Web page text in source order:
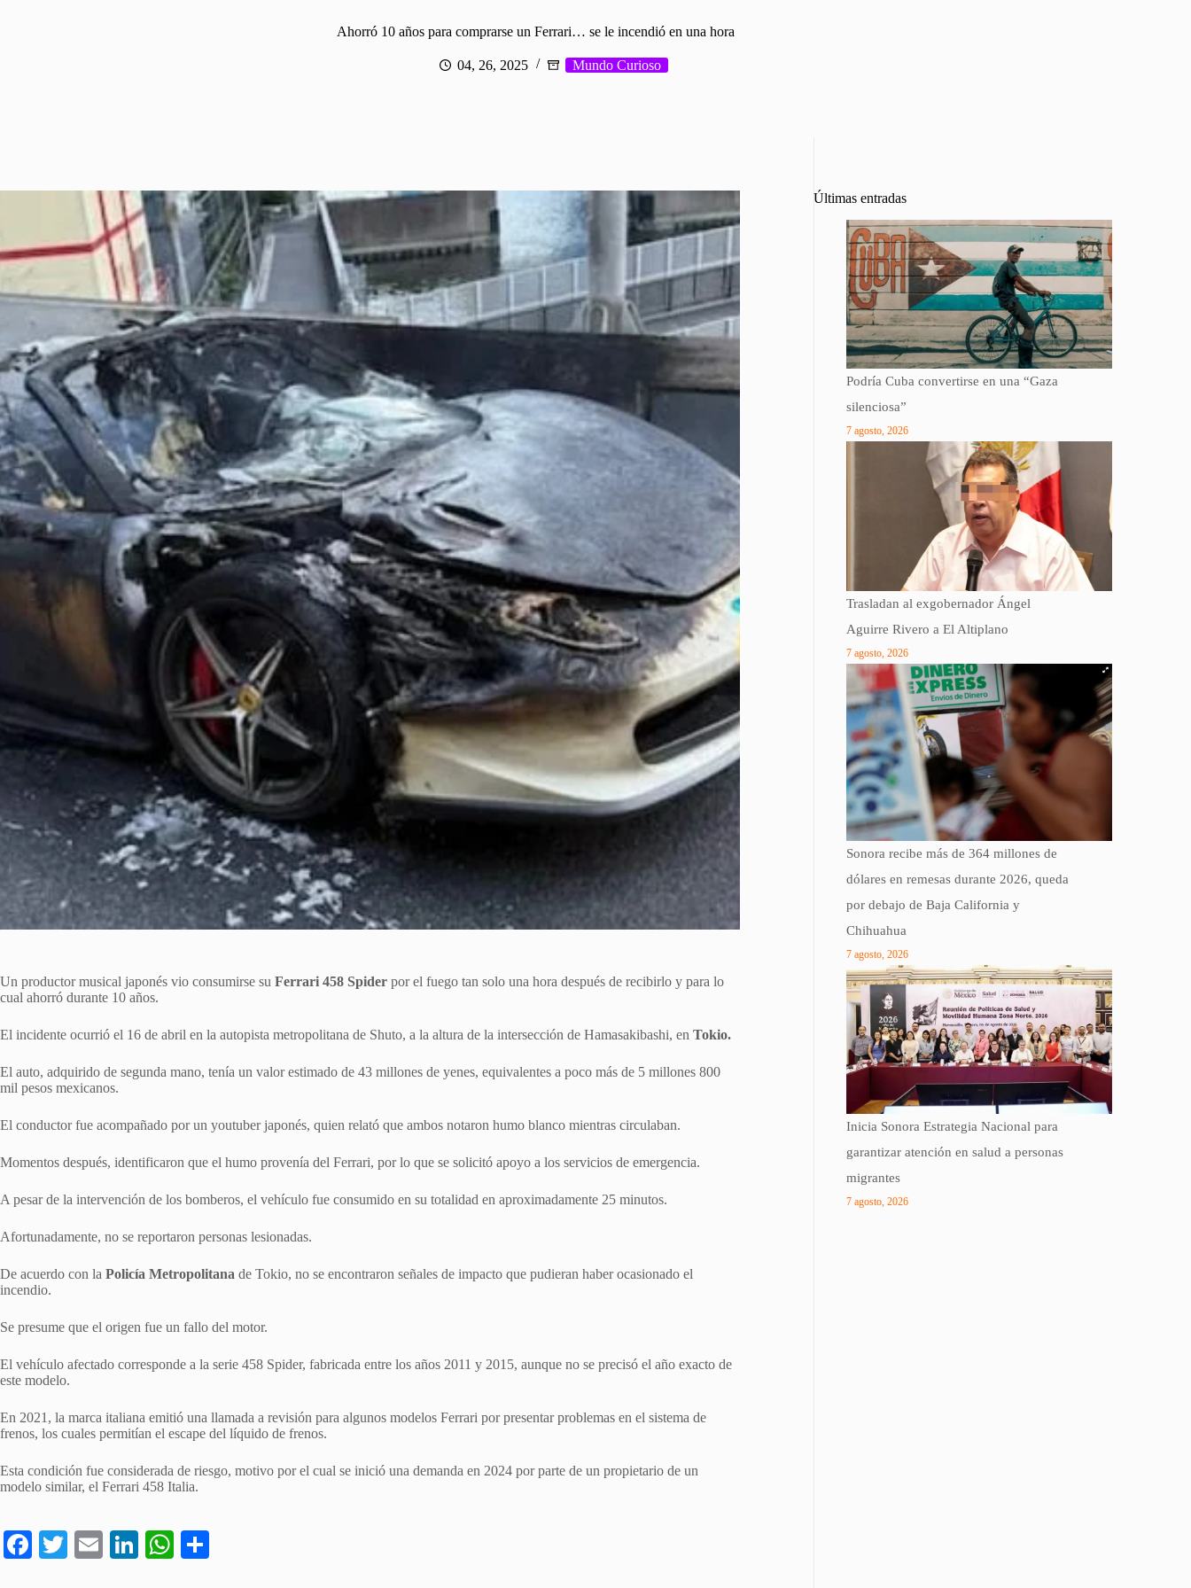
Ahorró 10 años para comprarse un Ferrari… se le incendió en una hora
04, 26, 2025 Mundo Curioso
Un productor musical japonés vio consumirse su Ferrari 458 Spider por el fuego tan solo una hora después de recibirlo y para lo
cual ahorró durante 10 años.
El incidente ocurrió el 16 de abril en la autopista metropolitana de Shuto, a la altura de la intersección de Hamasakibashi, en Tokio.
El auto, adquirido de segunda mano, tenía un valor estimado de 43 millones de yenes, equivalentes a poco más de 5 millones 800
mil pesos mexicanos.
El conductor fue acompañado por un youtuber japonés, quien relató que ambos notaron humo blanco mientras circulaban.
Momentos después, identificaron que el humo provenía del Ferrari, por lo que se solicitó apoyo a los servicios de emergencia.
A pesar de la intervención de los bomberos, el vehículo fue consumido en su totalidad en aproximadamente 25 minutos.
Afortunadamente, no se reportaron personas lesionadas.
De acuerdo con la Policía Metropolitana de Tokio, no se encontraron señales de impacto que pudieran haber ocasionado el
incendio.
Se presume que el origen fue un fallo del motor.
El vehículo afectado corresponde a la serie 458 Spider, fabricada entre los años 2011 y 2015, aunque no se precisó el año exacto de
este modelo.
En 2021, la marca italiana emitió una llamada a revisión para algunos modelos Ferrari por presentar problemas en el sistema de
frenos, los cuales permitían el escape del líquido de frenos.
Esta condición fue considerada de riesgo, motivo por el cual se inició una demanda en 2024 por parte de un propietario de un
modelo similar, el Ferrari 458 Italia.
Fa T
E
Li
W
Últimas entradas
Podría Cuba convertirse en una “Gaza
silenciosa”
7 agosto, 2026
Trasladan al exgobernador Ángel
Aguirre Rivero a El Altiplano
7 agosto, 2026
Sonora recibe más de 364 millones de
dólares en remesas durante 2026, queda
por debajo de Baja California y
Chihuahua
7 agosto, 2026
Inicia Sonora Estrategia Nacional para
garantizar atención en salud a personas
migrantes
7 agosto, 2026